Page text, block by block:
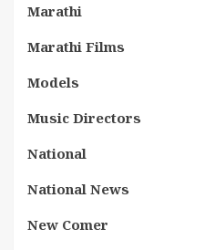
Marathi
Marathi Films
Models
Music Directors
National
National News
New Comer